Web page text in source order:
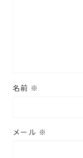
名前 ※
メール ※